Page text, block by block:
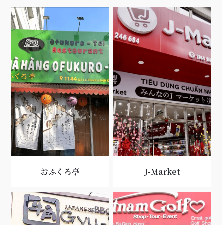
おふくろ亭 J-Market